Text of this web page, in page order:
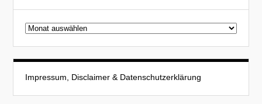
Beitragsarchiv
Impressum, Disclaimer & Datenschutzerklärung